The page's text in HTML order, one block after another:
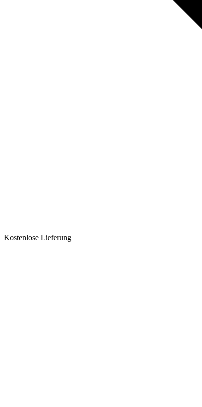
Kostenlose Lieferung